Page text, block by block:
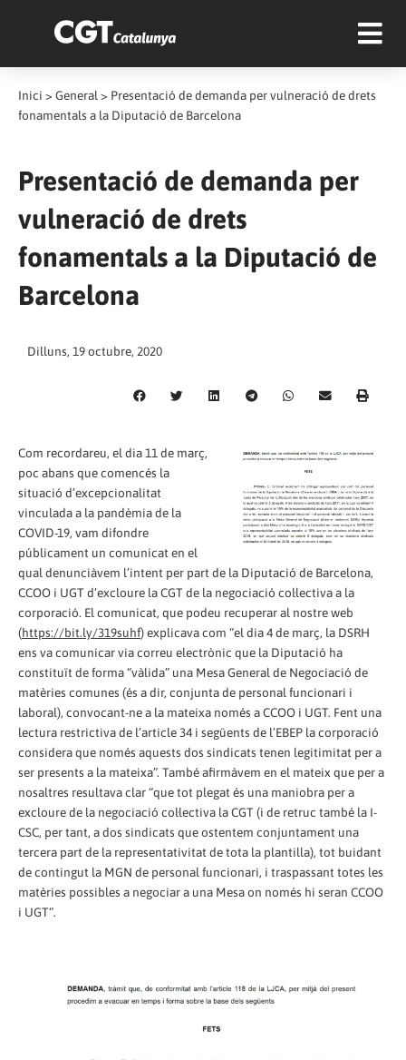
Inici > General > Presentació de demanda per vulneració de drets
fonamentals a la Diputació de Barcelona
Presentació de demanda per
vulneració de drets
fonamentals a la Diputació de
Barcelona
Dilluns, 19 octubre, 2020
Com recordareu, el dia 11 de març,
poc abans que comencés la
situació d’excepcionalitat
vinculada a la pandèmia de la
COVID-19, vam difondre
públicament un comunicat en el
qual denunciàvem l’intent per part de la Diputació de Barcelona,
CCOO i UGT d’excloure la CGT de la negociació col·lectiva a la
corporació. El comunicat, que podeu recuperar al nostre web
(https://bit.ly/319suhf) explicava com “el dia 4 de març, la DSRH
ens va comunicar via correu electrònic que la Diputació ha
constituït de forma “vàlida” una Mesa General de Negociació de
matèries comunes (és a dir, conjunta de personal funcionari i
laboral), convocant-ne a la mateixa només a CCOO i UGT. Fent una
lectura restrictiva de l’article 34 i següents de l’EBEP la corporació
considera que només aquests dos sindicats tenen legitimitat per a
ser presents a la mateixa”. També afirmàvem en el mateix que per a
nosaltres resultava clar “que tot plegat és una maniobra per a
excloure de la negociació col·lectiva la CGT (i de retruc també la I-
CSC, per tant, a dos sindicats que ostentem conjuntament una
tercera part de la representativitat de tota la plantilla), tot buidant
de contingut la MGN de personal funcionari, i traspassant totes les
matèries possibles a negociar a una Mesa on només hi seran CCOO
i UGT“.